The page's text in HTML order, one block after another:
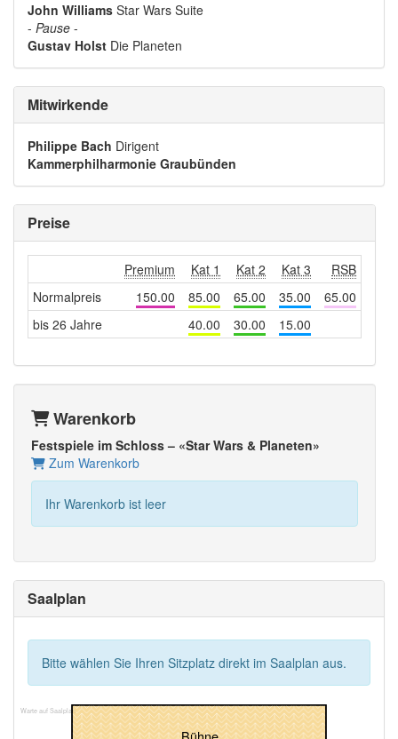
John Williams Star Wars Suite
- Pause -
Gustav Holst Die Planeten
Mitwirkende
Philippe Bach Dirigent
Kammerphilharmonie Graubünden
Preise
Premium Kat 1 Kat 2 Kat 3
RSB
Normalpreis
150.00 85.00 65.00 35.00
65.00
bis 26 Jahre
40.00 30.00 15.00
Warenkorb
Festspiele im Schloss – «Star Wars & Planeten»
Zum Warenkorb
Ihr Warenkorb ist leer
Saalplan
Bitte wählen Sie Ihren Sitzplatz direkt im Saalplan aus.
Warte auf Saalplan